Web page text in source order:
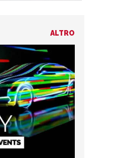
ALTRO